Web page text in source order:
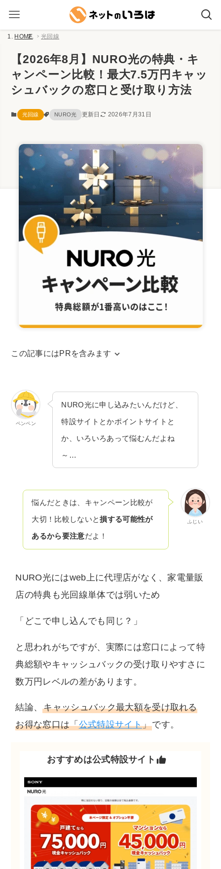
HOME 光回線
【2026年8月】NURO光の特典・キ
ャンペーン比較！最大7.5万円キャッ
シュバックの窓口と受け取り方法
光回線 NURO光 更新日 2026年7月31日
この記事にはPRを含みます
トを運営するための費用に充てられています。
また、コンテンツの内容やランキング比較結果
などに、広告の内容が影響することは一切ござ
だける情報を提供します。
ペンペン
NURO光に申し込みたいんだけど、
特設サイトとかポイントサイトと
か、いろいろあって悩むんだよね
～…
ふじい
悩んだときは、キャンペーン比較が
大切！比較しないと損する可能性が
あるから要注意だよ！
NURO光にはweb上に代理店がなく、家電量販
店の特典も光回線単体では弱いため
「どこで申し込んでも同じ？」
と思われがちですが、実際には窓口によって特
典総額やキャッシュバックの受け取りやすさに
数万円レベルの差があります。
結論、キャッシュバック最大額を受け取れる
お得な窓口は「公式特設サイト」です。
おすすめは公式特設サイト